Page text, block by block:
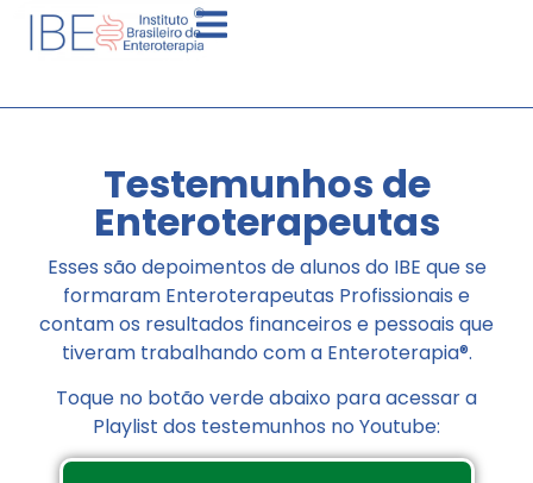
Testemunhos de
Enteroterapeutas
Esses são depoimentos de alunos do IBE que se
formaram Enteroterapeutas Profissionais e
contam os resultados financeiros e pessoais que
tiveram trabalhando com a Enteroterapia®.
Toque no botão verde abaixo para acessar a
Playlist dos testemunhos no Youtube: